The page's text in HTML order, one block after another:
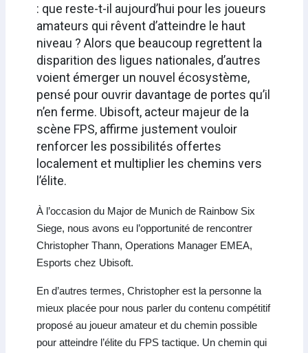
: que reste-t-il aujourd’hui pour les joueurs
amateurs qui rêvent d’atteindre le haut
niveau ? Alors que beaucoup regrettent la
disparition des ligues nationales, d’autres
voient émerger un nouvel écosystème,
pensé pour ouvrir davantage de portes qu’il
n’en ferme. Ubisoft, acteur majeur de la
scène FPS, affirme justement vouloir
renforcer les possibilités offertes
localement et multiplier les chemins vers
l’élite.
À l’occasion du Major de Munich de Rainbow Six
Siege, nous avons eu l’opportunité de rencontrer
Christopher Thann, Operations Manager EMEA,
Esports chez Ubisoft.
En d’autres termes, Christopher est la personne la
mieux placée pour nous parler du contenu compétitif
proposé au joueur amateur et du chemin possible
pour atteindre l’élite du FPS tactique. Un chemin qui